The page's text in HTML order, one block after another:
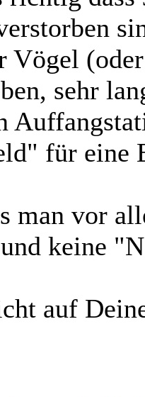
Vögel
sehr
für eine
man vor
keine
auf